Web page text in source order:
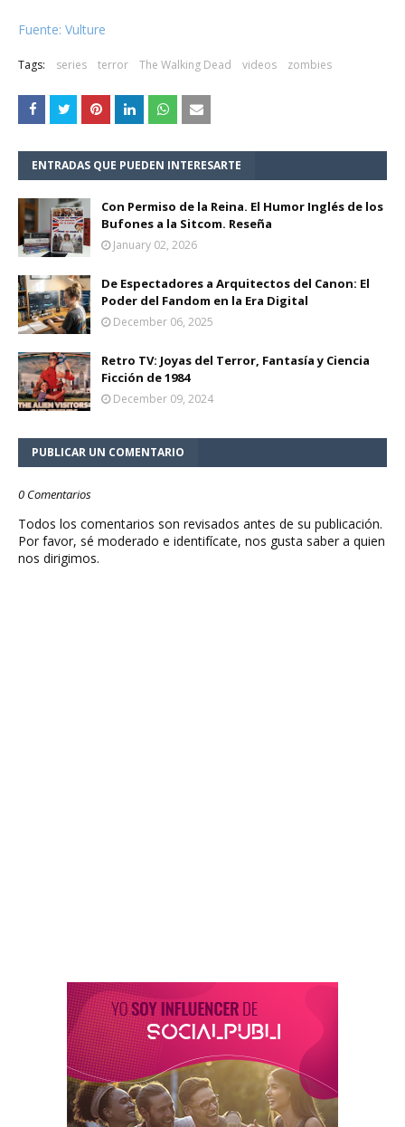
Fuente: Vulture
Tags: series terror The Walking Dead videos zombies
ENTRADAS QUE PUEDEN INTERESARTE
Con Permiso de la Reina. El Humor Inglés de los
Bufones a la Sitcom. Reseña
January 02, 2026
De Espectadores a Arquitectos del Canon: El
Poder del Fandom en la Era Digital
December 06, 2025
Retro TV: Joyas del Terror, Fantasía y Ciencia
Ficción de 1984
December 09, 2024
PUBLICAR UN COMENTARIO
0 Comentarios
Todos los comentarios son revisados antes de su publicación.
Por favor, sé moderado e identifícate, nos gusta saber a quien
nos dirigimos.